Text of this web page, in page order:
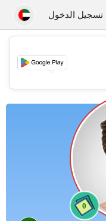
تسجيل الدخول
💖
0